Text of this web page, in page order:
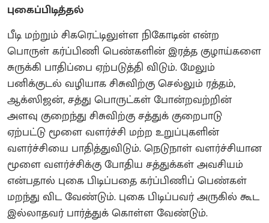
புகைப்பிடித்தல்
பீடி மற்றும் சிகரெட்டிலுள்ள நிகோடின் என்ற
பொருள் கர்ப்பிணி பெண்களின் இரத்த குழாய்களை
சுருக்கி பாதிப்பை ஏற்படுத்தி விடும். மேலும்
பனிக்குடல் வழியாக சிசுவிற்கு செல்லும் ரத்தம்,
ஆக்ஸிஜன், சத்து பொருட்கள் போன்றவற்றின்
அளவு குறைந்து சிசுவிற்கு சத்துக் குறைபாடு
ஏற்பட்டு மூளை வளர்ச்சி மற்ற உறுப்புகளின்
வளர்ச்சியை பாதித்துவிடும். நெடுநாள் வளர்ச்சியான
மூளை வளர்ச்சிக்கு போதிய சத்துக்கள் அவசியம்
என்பதால் புகை பிடிப்பதை கர்ப்பிணிப் பெண்கள்
மறந்து விட வேண்டும். புகை பிடிப்பவர் அருகில் கூட
இல்லாதவர் பார்த்துக் கொள்ள வேண்டும்.